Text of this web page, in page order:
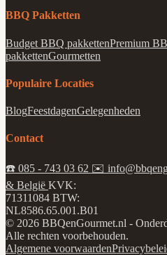
BBQ Pakketten
Budget BBQ pakkettenPremium
pakkettenGourmetten
Populaire Locaties
BlogFeestdagenGelegenheden
Contact
☎️ 085 - 743 03 62 ✉️
& België KVK:
71311084 BTW:
NL8586.65.001.B01
© 2026 BBQenGourmet.nl -
Alle rechten voorbehouden.
Algemene voorwaarden